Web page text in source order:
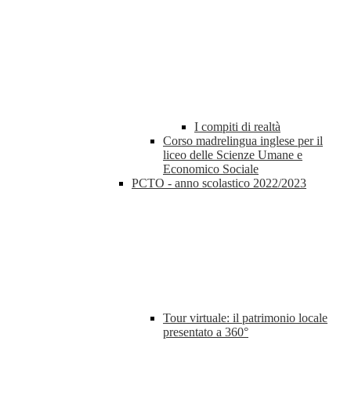
I compiti di realtà
Corso madrelingua inglese per il
liceo delle Scienze Umane e
Economico Sociale
PCTO - anno scolastico 2022/2023
Tour virtuale: il patrimonio locale
presentato a 360°